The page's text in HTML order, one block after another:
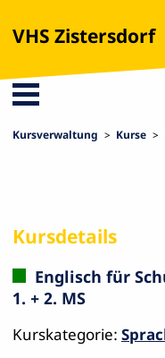
VHS Zistersdorf
Kursverwaltung Kurse
Kursdetails
Englisch für
1. + 2. MS
Kurskategorie: